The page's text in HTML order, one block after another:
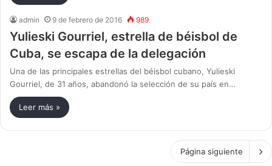
admin 9 de febrero de 2016 989
Yulieski Gourriel, estrella de béisbol de
Cuba, se escapa de la delegación
Una de las principales estrellas del béisbol cubano, Yulieski
Gourriel, de 31 años, abandonó la selección de su país en…
Leer más »
Página siguiente